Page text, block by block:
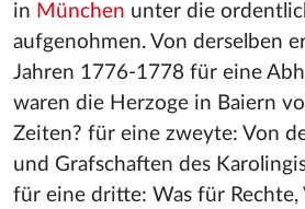
in München unter die
aufgenohmen. Von derselben
Jahren 1776-1778 für eine
waren die Herzoge in Baiern
Zeiten? für eine zweyte: Von
und Grafschaften des
für eine dritte: Was für Rechte,